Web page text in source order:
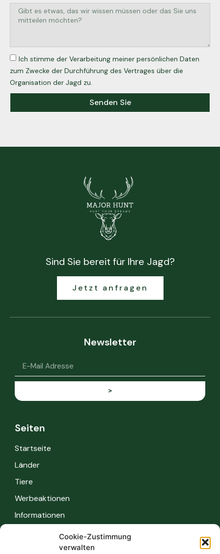
Cookie-Zustimmung
verwalten
Ich stimme der Verarbeitung meiner persönlichen Daten
zum Zwecke der Durchführung des Vertrages über die
Organisation der Jagd zu.
Senden Sie
Sind Sie bereit für Ihre Jagd?
Jetzt anfragen
Newsletter
>
Seiten
Startseite
Länder
Tiere
Werbeaktionen
Informationen
Informationen